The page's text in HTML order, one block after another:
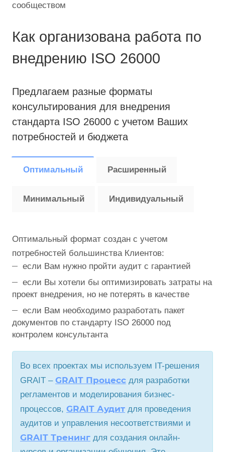
сообществом
Как организована работа по
внедрению ISO 26000
Предлагаем разные форматы
консультирования для внедрения
стандарта ISO 26000 с учетом Ваших
потребностей и бюджета
Оптимальный Расширенный
Минимальный Индивидуальный
Оптимальный формат создан с учетом
потребностей большинства Клиентов:
если Вам нужно пройти аудит с гарантией
если Вы хотели бы оптимизировать затраты на
проект внедрения, но не потерять в качестве
если Вам необходимо разработать пакет
документов по стандарту ISO 26000 под
контролем консультанта
Во всех проектах мы используем IT-решения
GRAIT – GRAIT Процесс для разработки
регламентов и моделирования бизнес-
процессов, GRAIT Аудит для проведения
аудитов и управления несоответствиями и
GRAIT Тренинг для создания онлайн-